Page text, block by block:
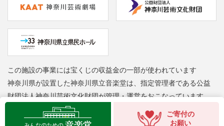
ご寄付の
お願い
この施設の事業には宝くじの収益金の一部が使われています
神奈川県が設置した神奈川県立音楽堂は、指定管理者である公益
財団法人神奈川芸術文化財団が管理・運営をおこなっています
Copyright © Kanagawa Arts Foundation. All rights reserved.